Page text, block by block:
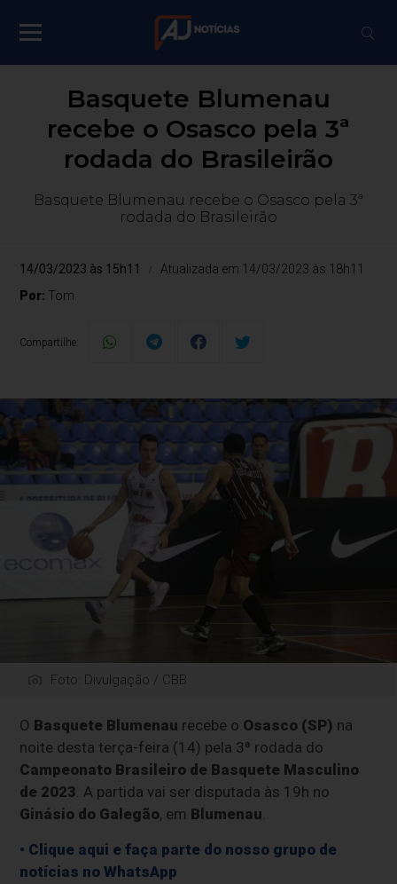
Basquete Blumenau
recebe o Osasco pela 3ª
rodada do Brasileirão
Basquete Blumenau recebe o Osasco pela 3ª
rodada do Brasileirão
14/03/2023 às 15h11
Atualizada em 14/03/2023 às 18h11
Por: Tom
Compartilhe:
Foto: Divulgação / CBB
O Basquete Blumenau recebe o Osasco (SP) na
noite desta terça-feira (14) pela 3ª rodada do
Campeonato Brasileiro de Basquete Masculino
de 2023. A partida vai ser disputada às 19h no
Ginásio do Galegão, em Blumenau.
• Clique aqui e faça parte do nosso grupo de
notícias no WhatsApp